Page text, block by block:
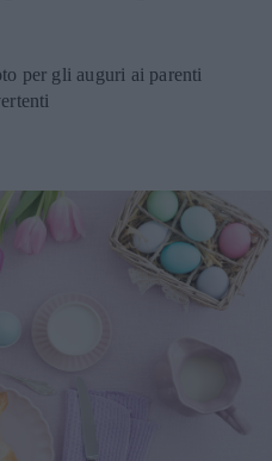
per gli auguri ai parenti